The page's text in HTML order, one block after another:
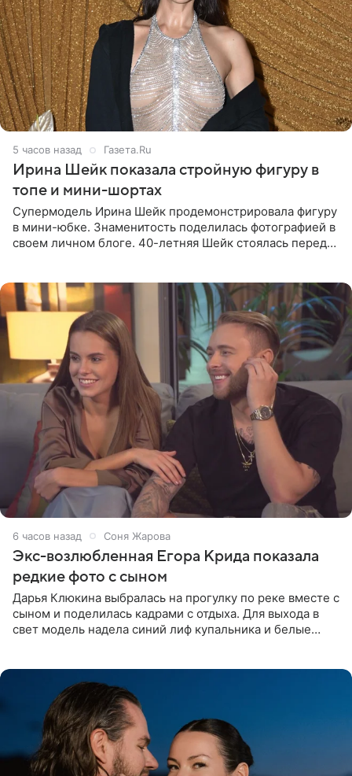
5 часов назад Газета.Ru
Ирина Шейк показала стройную фигуру в
топе и мини-шортах
Супермодель Ирина Шейк продемонстрировала фигуру
в мини-юбке. Знаменитость поделилась фотографией в
своем личном блоге. 40-летняя Шейк стоялась перед
6 часов назад Соня Жарова
Экс-возлюбленная Егора Крида показала
редкие фото с сыном
Дарья Клюкина выбралась на прогулку по реке вместе с
сыном и поделилась кадрами с отдыха. Для выхода в
свет модель надела синий лиф купальника и белые